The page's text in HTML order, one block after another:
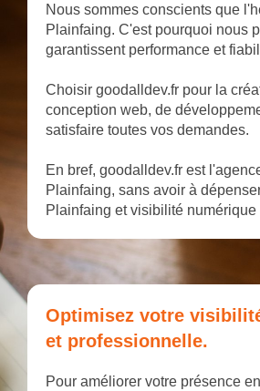
Nous sommes conscients que
Plainfaing. C'est pourquoi nous
garantissent performance et
Choisir goodalldev.fr pour la
conception web, de
satisfaire toutes vos demandes.
En bref, goodalldev.fr est
Plainfaing, sans avoir à
Plainfaing et visibilité
Optimisez votre
et professionnelle.
Pour améliorer votre présence